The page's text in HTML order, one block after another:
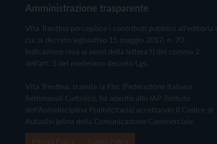
Amministrazione trasparente
Vita Trentina percepisce i contributi pubblici all'editoria
cui al decreto legislativo 15 maggio 2017, n. 70.
Indicazione resa ai sensi della lettera f) del comma 2
dell'art. 5 del medesimo decreto Lgs.
Vita Trentina, tramite la Fisc (Federazione Italiana
Settimanali Cattolici), ha aderito allo IAP (Istituto
dell'Autodisciplina Pubblicitaria) accettando il Codice di
Autodisciplina della Comunicazione Commerciale